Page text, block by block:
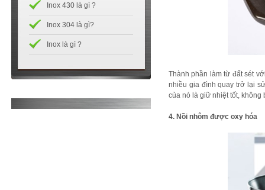
Inox 430 là gì ?
Inox 304 là gì?
Inox là gì ?
Thành phần làm từ đất sét
nhiều gia đình quay trở lại
của nó là giữ nhiệt tốt, không
4. Nồi nhôm được oxy hóa